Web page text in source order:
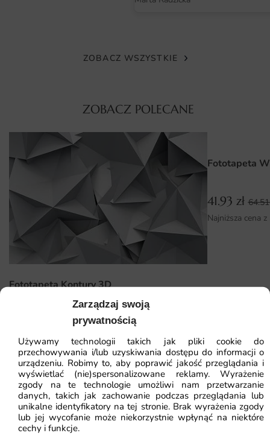
Zarządzaj swoją
prywatnością
Używamy technologii takich jak pliki cookie do
przechowywania i/lub uzyskiwania dostępu do informacji o
urządzeniu. Robimy to, aby poprawić jakość przeglądania i
wyświetlać (nie)spersonalizowane reklamy. Wyrażenie
zgody na te technologie umożliwi nam przetwarzanie
danych, takich jak zachowanie podczas przeglądania lub
unikalne identyfikatory na tej stronie. Brak wyrażenia zgody
lub jej wycofanie może niekorzystnie wpłynąć na niektóre
cechy i funkcje.
światła i prezentuje się elegancko w każdym oświetleniu.
również do pomieszczeń dla dzieci.
Wymiary na miarę i łatwy montaż
Fototapetę produkujemy w wymiarach wskazanych przez
Klienta, więc świetnie pasuje zarówno do małych
zakątków, jak i dużych ścian. Wzór skalujemy tak, aby
kompozycja zachowała równowagę i estetykę.
Aplikacja jest intuicyjna — klej trafia na ścianę, a pasy
fototapety nakłada się na świeży podkład. Brak zakładek i
nadmiaru kleju sprawia, że montaż jest czysty, a efekt
Dlaczego warto wybrać tę fototapetę
Wybierając tę fototapetę, decydujesz się na dekorację,
która łączy estetykę, jakość wykonania i wygodę montażu.
To rozwiązanie sprawdzające się w długiej perspektywie
użytkowania.
Oto najważniejsze zalety, które wyróżniają ten wzór:
czytelne kontury kontynentów
ZOBACZ WSZYSTKIE
ZOBACZ POLECANE
Fototapeta Kontury 3D
64.51zł
Najniższa cena z 30 dni:41.93 zł
Fototapeta
41.93 zł
Najniższa cena
ZOBACZ WSZYSTKIE
Najczęściej zadawane pytania